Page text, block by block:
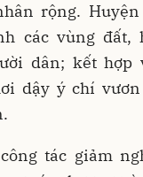
rộng.
các vùng đất,
dân; kết hợp
dậy ý chí
tác giảm